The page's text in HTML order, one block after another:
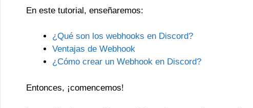
En este tutorial, enseñaremos:
¿Qué son los webhooks en Discord?
Ventajas de Webhook
¿Cómo crear un Webhook en Discord?
Entonces, ¡comencemos!